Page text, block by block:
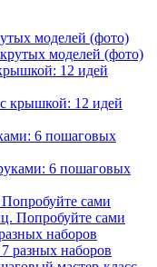
моделей (фото)
12 идей
6 пошаговых
сами
наборов